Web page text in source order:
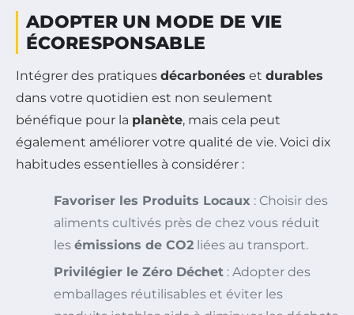
ADOPTER UN MODE DE VIE
ÉCORESPONSABLE
Intégrer des pratiques décarbonées et durables
dans votre quotidien est non seulement
bénéfique pour la planète, mais cela peut
également améliorer votre qualité de vie. Voici dix
habitudes essentielles à considérer :
Favoriser les Produits Locaux : Choisir des
aliments cultivés près de chez vous réduit
les émissions de CO2 liées au transport.
Privilégier le Zéro Déchet : Adopter des
emballages réutilisables et éviter les